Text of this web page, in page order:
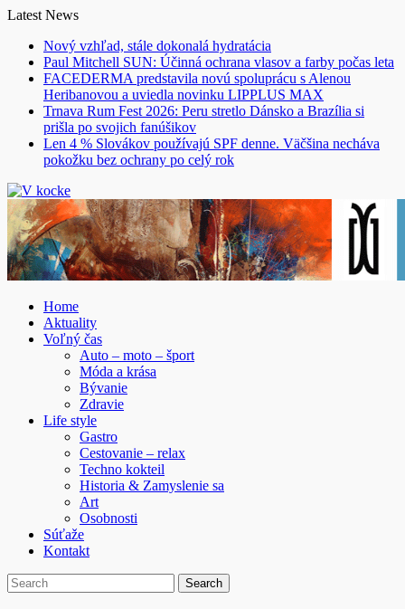
Skip
content
Latest News
Nový vzhľad, stále dokonalá hydratácia
Paul Mitchell SUN: Účinná ochrana vlasov a farby počas leta
FACEDERMA predstavila novú spoluprácu s Alenou
Heribanovou a uviedla novinku LIPPLUS MAX
Trnava Rum Fest 2026: Peru stretlo Dánsko a Brazília si
prišla po svojich fanúšikov
Len 4 % Slovákov používajú SPF denne. Väčšina necháva
pokožku bez ochrany po celý rok
Home
Aktuality
Voľný čas
Auto – moto – šport
Móda a krása
Bývanie
Zdravie
Life style
Gastro
Cestovanie – relax
Techno kokteil
Historia & Zamyslenie sa
Art
Osobnosti
Súťaže
Kontakt